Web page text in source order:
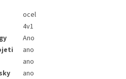
ocel
4v1
Ano
ano
ano
ano